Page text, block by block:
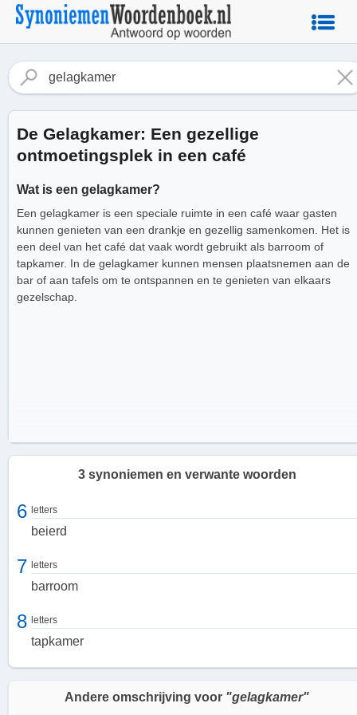
De Gelagkamer: Een gezellige
ontmoetingsplek in een café
Wat is een gelagkamer?
Een gelagkamer is een speciale ruimte in een café waar gasten
kunnen genieten van een drankje en gezellig samenkomen. Het is
een deel van het café dat vaak wordt gebruikt als barroom of
tapkamer. In de gelagkamer kunnen mensen plaatsnemen aan de
bar of aan tafels om te ontspannen en te genieten van elkaars
gezelschap.
De functie van een gelagkamer
3 synoniemen en verwante woorden
6 letters
beierd
7 letters
barroom
8 letters
tapkamer
Andere omschrijving voor "gelagkamer"